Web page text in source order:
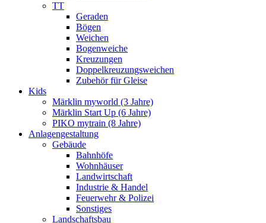
TT
Geraden
Bögen
Weichen
Bogenweiche
Kreuzungen
Doppelkreuzungsweichen
Zubehör für Gleise
Kids
Märklin myworld (3 Jahre)
Märklin Start Up (6 Jahre)
PIKO mytrain (8 Jahre)
Anlagengestaltung
Gebäude
Bahnhöfe
Wohnhäuser
Landwirtschaft
Industrie & Handel
Feuerwehr & Polizei
Sonstiges
Landschaftsbau